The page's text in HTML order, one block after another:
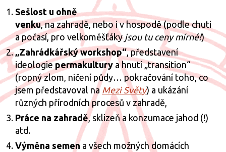
Sešlost u ohně
venku, na zahradě, nebo i v hospodě (podle chuti
a počasí, pro velkoměšťáky jsou tu ceny mírné!)
„Zahrádkářský workshop“, představení
ideologiepermakultury a hnutí „transition“
(ropný zlom, ničení půdy… pokračování toho, co
jsem představoval na Mezi Světy) a ukázání
různých přírodních procesů v zahradě,
Práce na zahradě, sklizeň a konzumace jahod (!)
atd.
Výměna semen a všech možných domácích